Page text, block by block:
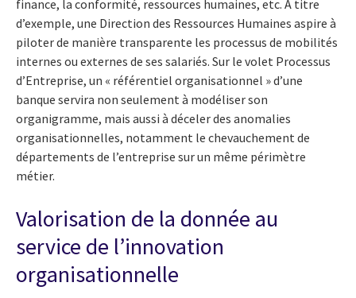
finance, la conformité, ressources humaines, etc. À titre
d’exemple, une Direction des Ressources Humaines aspire à
piloter de manière transparente les processus de mobilités
internes ou externes de ses salariés. Sur le volet Processus
d’Entreprise, un « référentiel organisationnel » d’une
banque servira non seulement à modéliser son
organigramme, mais aussi à déceler des anomalies
organisationnelles, notamment le chevauchement de
départements de l’entreprise sur un même périmètre
métier.
Valorisation de la donnée au
service de l’innovation
organisationnelle